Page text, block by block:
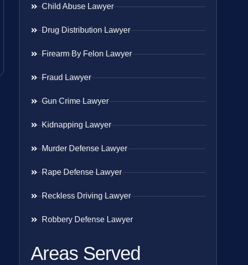
Child Abuse Lawyer
Drug Distribution Lawyer
Firearm By Felon Lawyer
Fraud Lawyer
Gun Crime Lawyer
Kidnapping Lawyer
Murder Defense Lawyer
Rape Defense Lawyer
Reckless Driving Lawyer
Robbery Defense Lawyer
Areas Served